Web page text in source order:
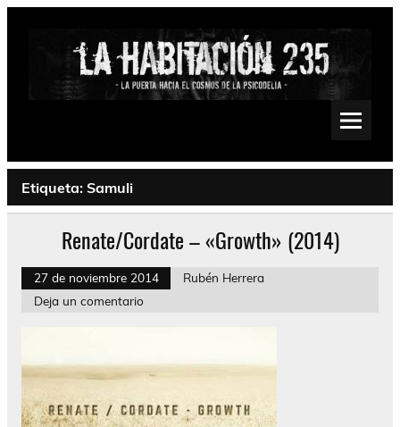
Saltar
Psychedelic, Stoner, Doom, Sludge, Fuzz, Space, Drone
Etiqueta: Samuli
Renate/Cordate – «Growth» (2014)
27 de noviembre 2014
Rubén Herrera
Deja un comentario